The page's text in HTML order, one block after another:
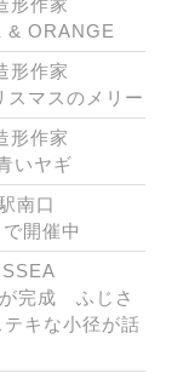
形作家
& ORANGE
形作家
マスのメリー
形作家
いヤギ
南口
開催中
完成 ふじさ
キな小径が話